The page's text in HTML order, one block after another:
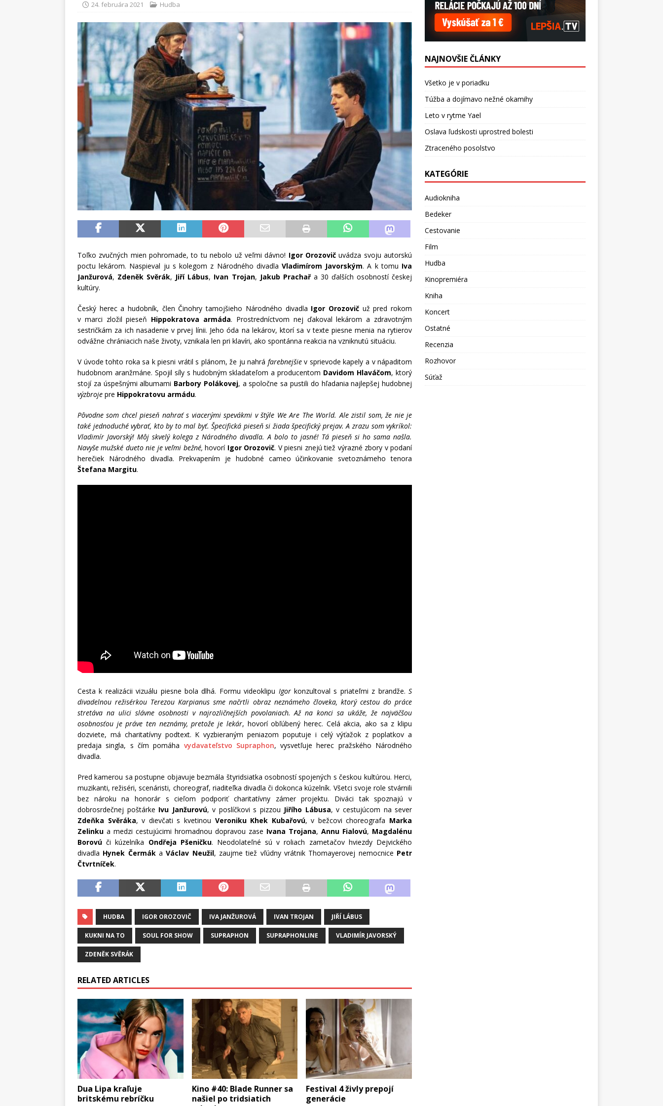
24. februára 2021 Hudba
Toľko zvučných mien pohromade, to tu nebolo už veľmi dávno! Igor Orozovičuvádza svoju autorskú
poctu lekárom. Naspieval ju s kolegom z Národného divadla Vladimírom Javorským. A k tomu Iva
Janžurová, Zdeněk Svěrák, Jiří Lábus, Ivan Trojan, Jakub Prachařa 30 ďalších osobností českej
kultúry.
Český herec a hudobník, člen Činohry tamojšieho Národného divadla Igor Orozovičuž pred rokom
v marci zložil pieseň Hippokratova armáda. Prostredníctvom nej ďakoval lekárom a zdravotným
sestričkám za ich nasadenie v prvej línii. Jeho óda na lekárov, ktorí sa v texte piesne menia na rytierov
odvážne chrániacich naše životy, vznikala len pri klavíri, ako spontánna reakcia na vzniknutú situáciu.
V úvode tohto roka sa k piesni vrátil s plánom, že ju nahrá farebnejšiev sprievode kapely a v nápaditom
hudobnom aranžmáne. Spojil síly s hudobným skladateľom a producentom Davidom Hlaváčom, ktorý
stojí za úspešnými albumami Barbory Polákovej, a spoločne sa pustili do hľadania najlepšej hudobnej
výzbroje pre Hippokratovu armádu.
Pôvodne som chcel pieseň nahrať s viacerými spevákmi v štýle We Are The World. Ale zistil som, že nie je
také jednoduché vybrať, kto by to mal byť. Špecifická pieseň si žiada špecifický prejav. A zrazu som vykríkol:
Vladimír Javorský! Môj skvelý kolega z Národného divadla. A bolo to jasné! Tá pieseň si ho sama našla.
Navyše mužské dueto nie je veľmi bežné, hovorí Igor Orozovič. V piesni znejú tiež výrazné zbory v podaní
herečiek Národného divadla. Prekvapením je hudobné cameo účinkovanie svetoznámeho tenora
Štefana Margitu.
Cesta k realizácii vizuálu piesne bola dlhá. Formu videoklipu Igorkonzultoval s priateľmi z brandže.S
divadelnou režisérkou Terezou Karpianus sme načrtli obraz neznámeho človeka, ktorý cestou do práce
stretáva na ulici slávne osobnosti v najrozličnejších povolaniach. Až na konci sa ukáže, že najväčšou
osobnosťou je práve ten neznámy, pretože je lekár, hovorí obľúbený herec. Celá akcia, ako sa z klipu
dozviete, má charitatívny podtext. K vyzbieraným peniazom poputuje i celý výťažok z poplatkov a
predaja singla, s čím pomáha vydavateľstvo Supraphon, vysvetľuje herec pražského Národného
divadla.
Pred kamerou sa postupne objavuje bezmála štyridsiatka osobností spojených s českou kultúrou. Herci,
muzikanti, režiséri, scenáristi, choreograf, riaditeľka divadla či dokonca kúzelník. Všetci svoje role stvárnili
bez nároku na honorár s cieľom podporiť charitatívny zámer projektu. Diváci tak spoznajú v
dobrosrdečnej poštárke Ivu Janžurovú, v poslíčkovi s pizzou Jiřího Lábusa, v cestujúcom na sever
Zdeňka Svěráka, v dievčati s kvetinou Veroniku Khek Kubařovú, v bežcovi choreografa Marka
Zelinku a medzi cestujúcimi hromadnou dopravou zase Ivana Trojana,Annu Fialovú, Magdalénu
Borovú či kúzelníka Ondřeja Pšeničku. Neodolateľné sú v roliach zametačov hviezdy Dejvického
divadla Hynek ČermákaVáclav Neužil, zaujme tiež vľúdny vrátnik Thomayerovej nemocnice Petr
Čtvrtníček.
HUDBA IGOR OROZOVIČ IVA JANŽUROVÁ IVAN TROJAN JIŘÍ LÁBUS
KUKNI NA TO SOUL FOR SHOW SUPRAPHON SUPRAPHONLINE VLADIMÍR JAVORSKÝ
ZDENĚK SVĚRÁK
RELATED ARTICLES
Dua Lipa kraľuje
britskému rebríčku
Kino #40: Blade Runner sa
našiel po tridsiatich
Festival 4 živly prepojí
generácie
NAJNOVŠIE ČLÁNKY
Všetko je v poriadku
Túžba a dojímavo nežné okamihy
Leto v rytme Yael
Oslava ľudskosti uprostred bolesti
Ztraceného posolstvo
KATEGÓRIE
Audiokniha
Bedeker
Cestovanie
Film
Hudba
Kinopremiéra
Kniha
Koncert
Ostatné
Recenzia
Rozhovor
Súťaž